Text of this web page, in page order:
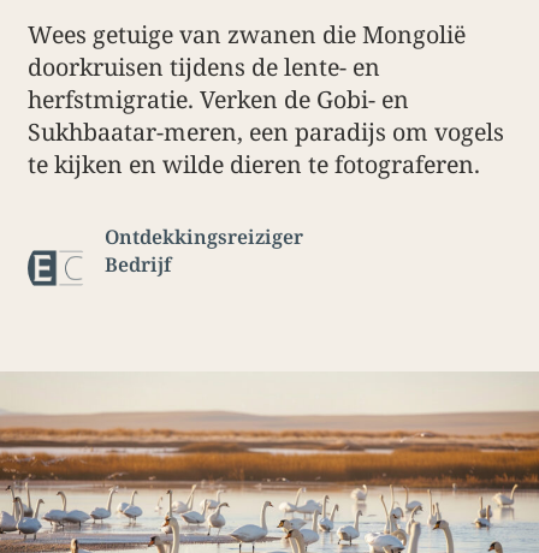
Wees getuige van zwanen die Mongolië
doorkruisen tijdens de lente- en
herfstmigratie. Verken de Gobi- en
Sukhbaatar-meren, een paradijs om vogels
te kijken en wilde dieren te fotograferen.
Ontdekkingsreiziger
Bedrijf